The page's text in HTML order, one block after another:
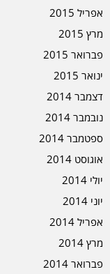
אפריל 2015
מרץ 2015
פברואר 2015
ינואר 2015
דצמבר 2014
נובמבר 2014
ספטמבר 2014
אוגוסט 2014
יולי 2014
יוני 2014
אפריל 2014
מרץ 2014
פברואר 2014